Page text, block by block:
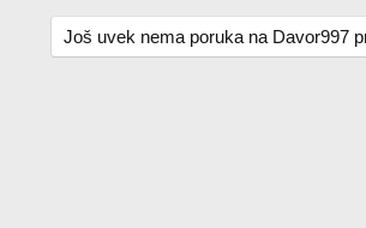
Još uvek nema poruka na Davor997